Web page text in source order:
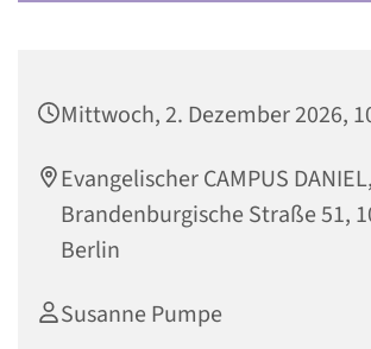
Mittwoch, 2. Dezember 2026,
Evangelischer CAMPUS DANIEL,
Brandenburgische Straße 51,
Berlin
Susanne Pumpe